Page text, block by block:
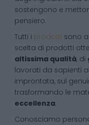
sostengono e
pensiero.
Tutti i prodotti sono
scelta di prodotti
altissima qualità, di
lavorati da sapienti
improntata, sul
trasformando le
eccellenza.
Conosciamo